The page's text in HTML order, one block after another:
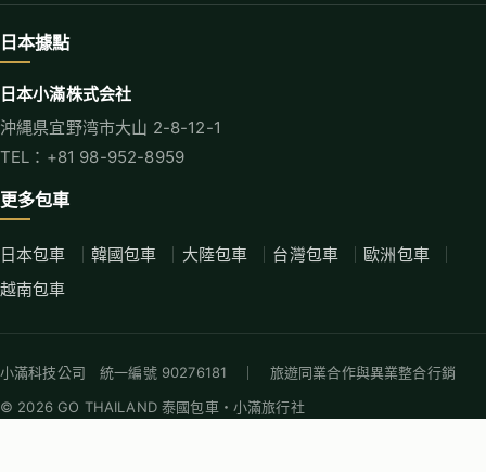
日本據點
日本小滿株式会社
沖縄県宜野湾市大山 2-8-12-1
TEL：+81 98-952-8959
更多包車
日本包車 韓國包車 大陸包車 台灣包車
歐洲包車
越南包車
小滿科技公司 統一編號 90276181 ｜ 旅遊同業合作與異業整合行銷
© 2026 GO THAILAND 泰國包車・小滿旅行社